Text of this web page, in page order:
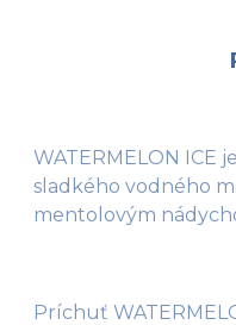
WATERMELON ICE
sladkého vodného
mentolovým
Príchuť